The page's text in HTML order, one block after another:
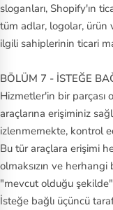
sloganları, Shopify'ın
tüm adlar, logolar, ürün
ilgili sahiplerinin ticari
BÖLÜM 7 - İSTEĞE
Hizmetler'in bir parçası
araçlarına erişiminiz
izlenmemekte, kontrol
Bu tür araçlara erişimi
olmaksızın ve
"mevcut olduğu şekilde"
İsteğe bağlı üçüncü